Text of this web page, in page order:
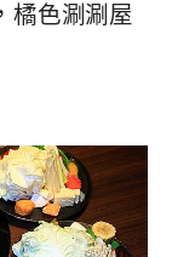
橘色涮涮屋